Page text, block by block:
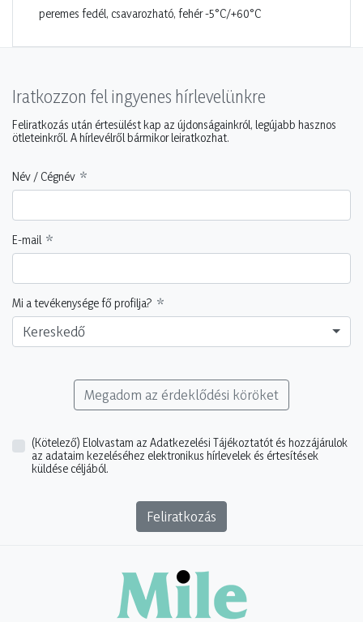
peremes fedél, csavarozható, fehér -5°C/+60°C
Iratkozzon fel ingyenes hírlevelünkre
Feliratkozás után értesülést kap az újdonságainkról, legújabb hasznos
ötleteinkről. A hírlevélről bármikor leiratkozhat.
Név / Cégnév
E-mail
Mi a tevékenysége fő profilja?
Kereskedő
Megadom az érdeklődési köröket
(Kötelező) Elolvastam az Adatkezelési Tájékoztatót és hozzájárulok
az adataim kezeléséhez elektronikus hírlevelek és értesítések
küldése céljából.
Feliratkozás